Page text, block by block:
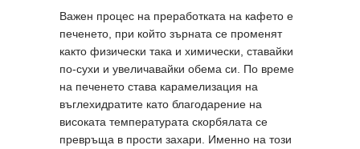
Важен процес на преработката на кафето е
печенето, при който зърната се променят
както физически така и химически, ставайки
по-сухи и увеличавайки обема си. По време
на печенето става карамелизация на
въглехидратите като благодарение на
високата температурата скорбялата се
превръща в прости захари. Именно на този